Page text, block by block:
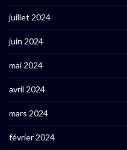
juillet 2024
juin 2024
mai 2024
avril 2024
mars 2024
février 2024